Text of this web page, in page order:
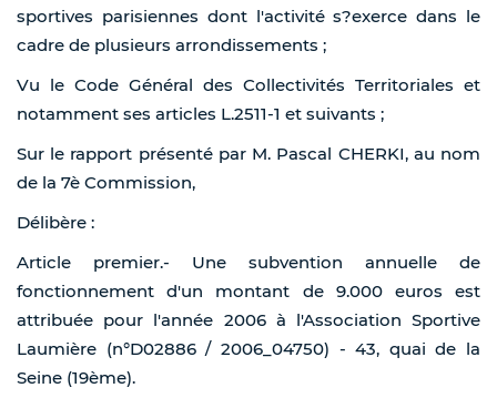
sportives parisiennes dont l'activité s?exerce dans le
cadre de plusieurs arrondissements ;
Vu le Code Général des Collectivités Territoriales et
notamment ses articles L.2511-1 et suivants ;
Sur le rapport présenté par M. Pascal CHERKI, au nom
de la 7è Commission,
Délibère :
Article premier.- Une subvention annuelle de
fonctionnement d'un montant de 9.000 euros est
attribuée pour l'année 2006 à l'Association Sportive
Laumière (n°D02886 / 2006_04750) - 43, quai de la
Seine (19ème).